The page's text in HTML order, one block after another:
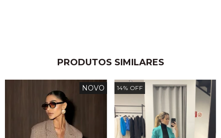
PRODUTOS SIMILARES
NOVO 14% OFF